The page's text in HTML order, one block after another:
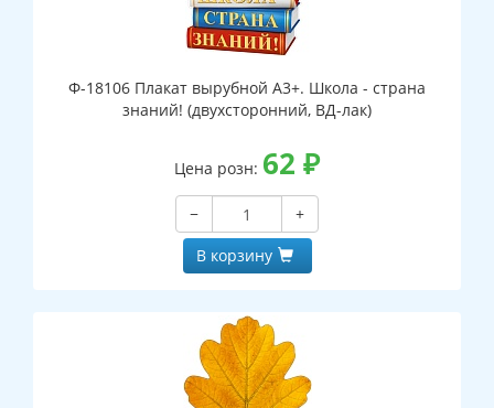
Ф-18106 Плакат вырубной А3+. Школа - страна
знаний! (двухсторонний, ВД-лак)
Цена розн: 62 ₽
−
+
В корзину